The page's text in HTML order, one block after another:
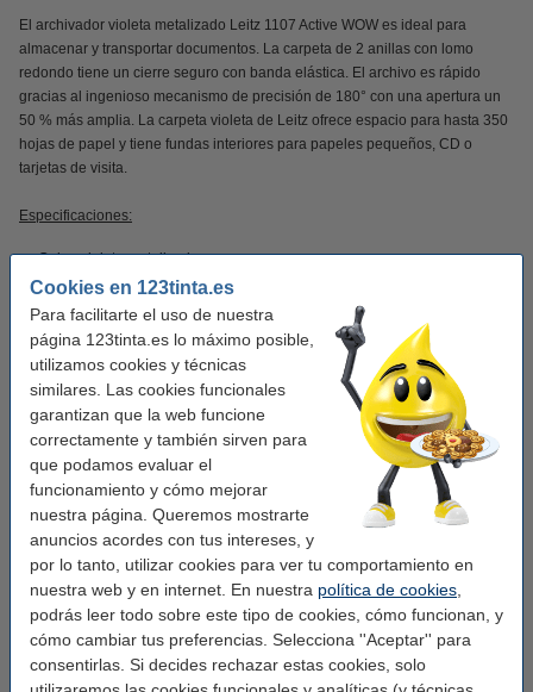
Cookies en 123tinta.es
Para facilitarte el uso de nuestra
página 123tinta.es lo máximo posible,
utilizamos cookies y técnicas
similares. Las cookies funcionales
garantizan que la web funcione
correctamente y también sirven para
que podamos evaluar el
funcionamiento y cómo mejorar
nuestra página. Queremos mostrarte
anuncios acordes con tus intereses, y
por lo tanto, utilizar cookies para ver tu comportamiento en
nuestra web y en internet. En nuestra política de cookies
podrás leer todo sobre este tipo de cookies, cómo funcionan, y
cómo cambiar tus preferencias. Selecciona ''Aceptar'' para
consentirlas. Si decides rechazar estas cookies, solo
El archivador violeta metalizado Leitz 1107 Active WOW es ideal para
almacenar y transportar documentos. La carpeta de 2 anillas con lomo
redondo tiene un cierre seguro con banda elástica. El archivo es rápido
gracias al ingenioso mecanismo de precisión de 180° con una apertura un
50 % más amplia. La carpeta violeta de Leitz ofrece espacio para hasta 350
hojas de papel y tiene fundas interiores para papeles pequeños, CD o
tarjetas de visita.
Especificaciones:
Color: violeta metalizado
Medidas: 308 x 318 mm
Anchura parte posterior: 50 mm
Guarda papeles, archivos y documentos juntos de forma ordenada con este
archivador A4.
Características
Marca: Leitz
morado
Medidas: 308 x 318 mm (LxAn)
Material: plástico
Tamaño papel: A4